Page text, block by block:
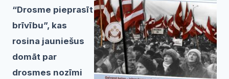
“Drosme pieprasīt
brīvību”, kas
rosina jauniešus
domāt par
drosmes nozīmi